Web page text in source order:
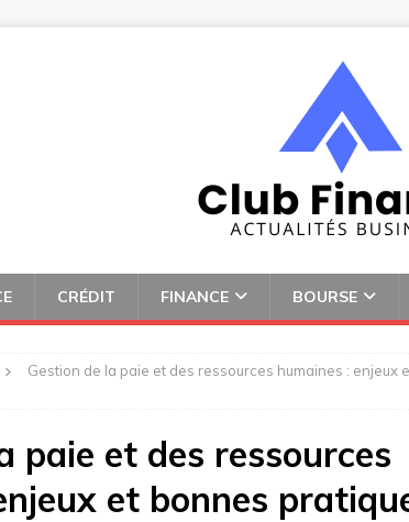
CRÉDIT FINANCE BOURSE
Gestion de la paie et des ressources humaines : enjeux
paie et des ressources
et bonnes